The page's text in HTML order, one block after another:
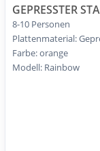
GEPRESSTER
8-10 Personen
Plattenmaterial:
Farbe: orange
Modell: Rainbow